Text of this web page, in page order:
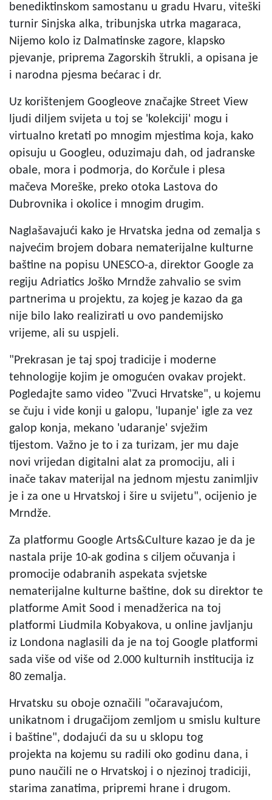
benediktinskom samostanu u gradu Hvaru, viteški
turnir Sinjska alka, tribunjska utrka magaraca,
Nijemo kolo iz Dalmatinske zagore, klapsko
pjevanje, priprema Zagorskih štrukli, a opisana je
i narodna pjesma bećarac i dr.
Uz korištenjem Googleove značajke Street View
ljudi diljem svijeta u toj se 'kolekciji' mogu i
virtualno kretati po mnogim mjestima koja, kako
opisuju u Googleu, oduzimaju dah, od jadranske
obale, mora i podmorja, do Korčule i plesa
mačeva Moreške, preko otoka Lastova do
Dubrovnika i okolice i mnogim drugim.
Naglašavajući kako je Hrvatska jedna od zemalja s
najvećim brojem dobara nematerijalne kulturne
baštine na popisu UNESCO-a, direktor Google za
regiju Adriatics Joško Mrndže zahvalio se svim
partnerima u projektu, za kojeg je kazao da ga
nije bilo lako realizirati u ovo pandemijsko
vrijeme, ali su uspjeli.
"Prekrasan je taj spoj tradicije i moderne
tehnologije kojim je omogućen ovakav projekt.
Pogledajte samo video "Zvuci Hrvatske", u kojemu
se čuju i vide konji u galopu, 'lupanje' igle za vez
galop konja, mekano 'udaranje' svježim
tijestom. Važno je to i za turizam, jer mu daje
novi vrijedan digitalni alat za promociju, ali i
inače takav materijal na jednom mjestu zanimljiv
je i za one u Hrvatskoj i šire u svijetu", ocijenio je
Mrndže.
Za platformu Google Arts&Culture kazao je da je
nastala prije 10-ak godina s ciljem očuvanja i
promocije odabranih aspekata svjetske
nematerijalne kulturne baštine, dok su direktor te
platforme Amit Sood i menadžerica na toj
platformi Liudmila Kobyakova, u online javljanju
iz Londona naglasili da je na toj Google platformi
sada više od više od 2.000 kulturnih institucija iz
80 zemalja.
Hrvatsku su oboje označili "očaravajućom,
unikatnom i drugačijom zemljom u smislu kulture
i baštine", dodajući da su u sklopu tog
projekta na kojemu su radili oko godinu dana, i
puno naučili ne o Hrvatskoj i o njezinoj tradiciji,
starima zanatima, pripremi hrane i drugom.